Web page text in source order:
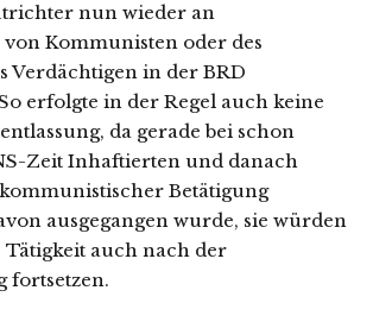
nun wieder an
Kommunisten oder des
Verdächtigen in der BRD
erfolgte in der Regel auch keine
da gerade bei schon
Zeit Inhaftierten und danach
Betätigung
ausgegangen wurde, sie würden
auch nach der
fortsetzen.